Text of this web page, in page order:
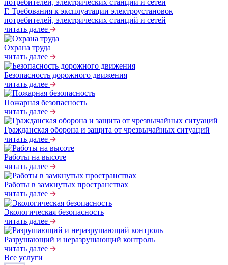
Г. Требования к эксплуатации электроустановок
потребителей, электрических станций и сетей
читать далее
Охрана труда
читать далее
Безопасность дорожного движения
читать далее
Пожарная безопасность
читать далее
Гражданская оборона и защита от чрезвычайных ситуаций
читать далее
Работы на высоте
читать далее
Работы в замкнутых пространствах
читать далее
Экологическая безопасность
читать далее
Разрушающий и неразрушающий контроль
читать далее
Все услуги